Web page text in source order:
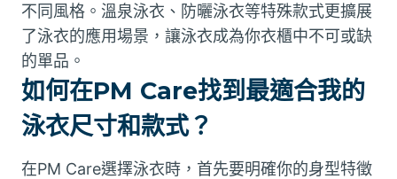
不同風格。溫泉泳衣、防曬泳衣等特殊款式更擴展
了泳衣的應用場景，讓泳衣成為你衣櫃中不可或缺
的單品。
如何在PM Care找到最適合我的
泳衣尺寸和款式？
在PM Care選擇泳衣時，首先要明確你的身型特徵